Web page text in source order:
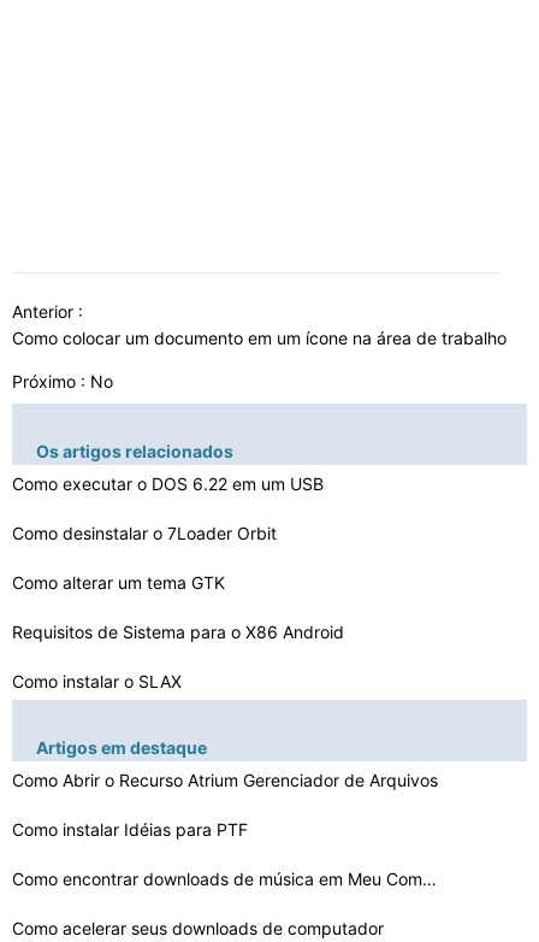
Anterior :
Como colocar um documento em um ícone na área de trabalho
Próximo : No
Os artigos relacionados
Como executar o DOS 6.22 em um USB
Como desinstalar o 7Loader Orbit
Como alterar um tema GTK
Requisitos de Sistema para o X86 Android
Como instalar o SLAX
Como criar um War3 Bot
Como resolver a depuração Just- In-Time
Como usar as portas USB do meu monitor LG
Como usar o ColorSync para Ilustrações
Artigos em destaque
Como Abrir o Recurso Atrium Gerenciador de Arquivos
Como instalar Idéias para PTF
Como encontrar downloads de música em Meu Computador
Como acelerar seus downloads de computador